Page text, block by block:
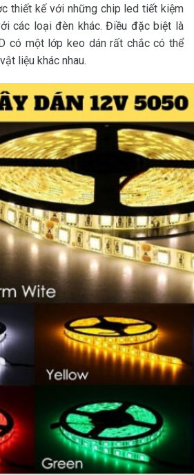
thiết kế với những chip led tiết kiệm
các loại đèn khác. Điều đặc biệt là
có một lớp keo dán rất chắc có thể
liệu khác nhau.